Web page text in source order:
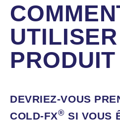
PRODUIT
DEVRIEZ‑VOUS
COLD‑FX® SI VOUS